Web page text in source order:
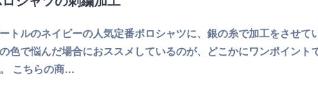
トルのネイビーの人気定番ポロシャツに、銀の糸で加工をさせ
色で悩んだ場合におススメしているのが、どこかにワンポイント
こちらの商…